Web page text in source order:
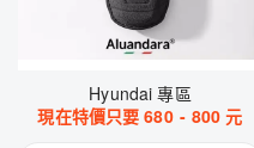
Hyundai 專區
現在特價只要680 - 800 元